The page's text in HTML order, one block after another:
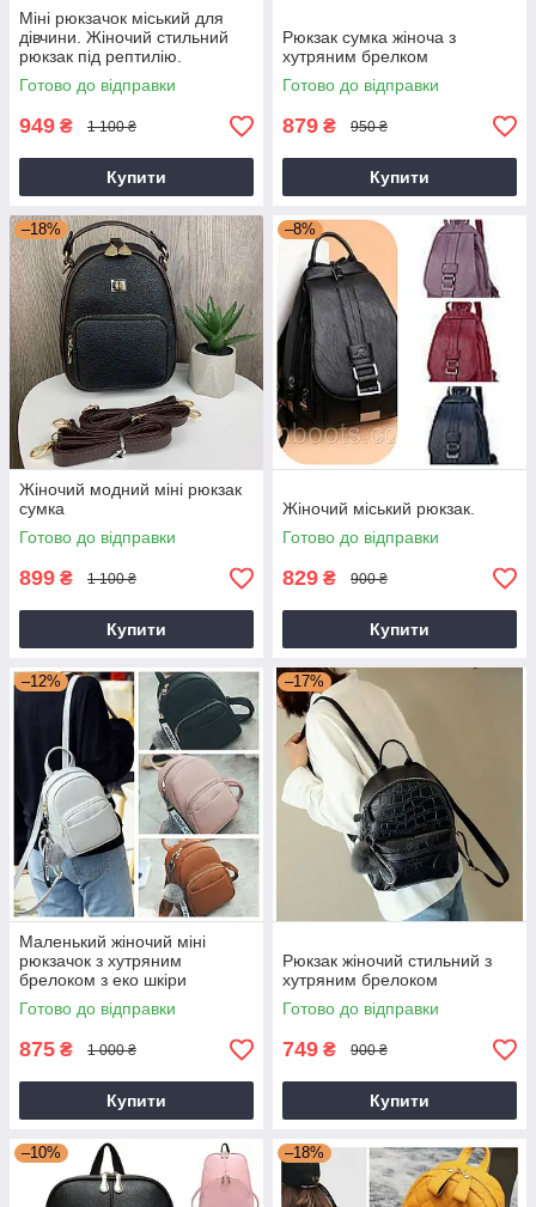
Міні рюкзачок міський для
дівчини. Жіночий стильний
рюкзак під рептилію.
Готово до відправки
949 ₴ 1 100 ₴
Купити
Рюкзак сумка жіноча з
хутряним брелком
Готово до відправки
879 ₴ 950 ₴
Купити
–18%
Жіночий модний міні рюкзак
сумка
Готово до відправки
899 ₴ 1 100 ₴
Купити
–8%
Жіночий міський рюкзак.
Готово до відправки
829 ₴ 900 ₴
Купити
–12%
Маленький жіночий міні
рюкзачок з хутряним
брелоком з еко шкіри
Готово до відправки
875 ₴ 1 000 ₴
Купити
–17%
Рюкзак жіночий стильний з
хутряним брелоком
Готово до відправки
749 ₴ 900 ₴
Купити
–10% –18%